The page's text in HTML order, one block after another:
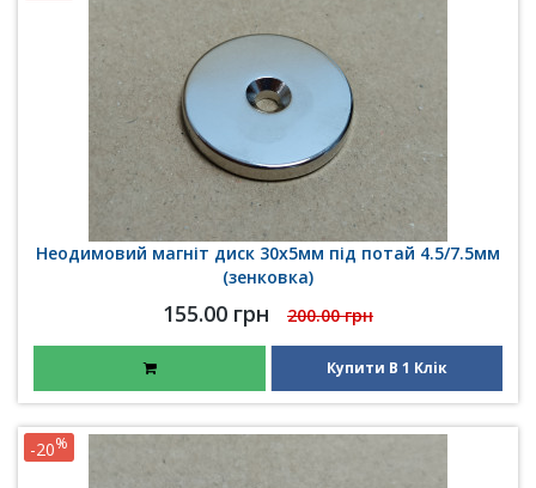
Неодимовий магніт диск 30x5мм під потай 4.5/7.5мм
(зенковка)
155.00 грн 200.00 грн
Купити В 1 Клік
-20%